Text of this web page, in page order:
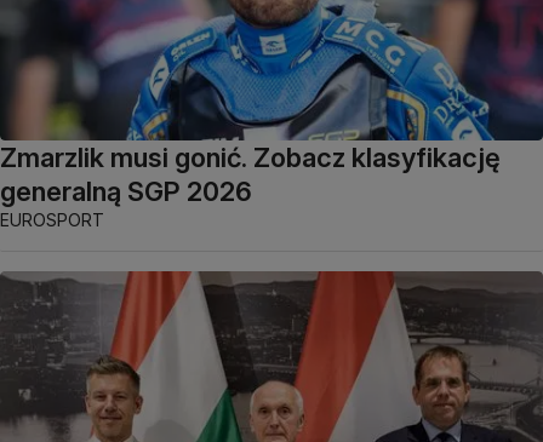
Zmarzlik musi gonić. Zobacz klasyfikację
generalną SGP 2026
EUROSPORT